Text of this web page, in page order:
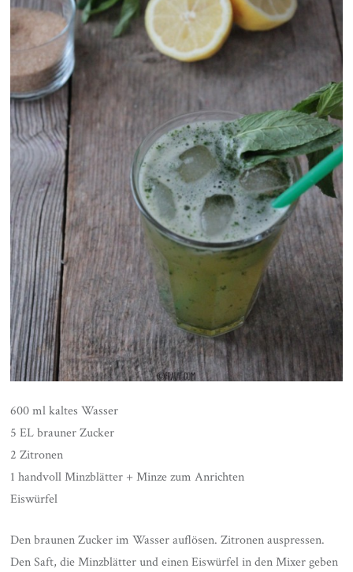
600 ml kaltes Wasser
5 EL brauner Zucker
2 Zitronen
1 handvoll Minzblätter + Minze zum Anrichten
Eiswürfel
Den braunen Zucker im Wasser auflösen. Zitronen auspressen.
Den Saft, die Minzblätter und einen Eiswürfel in den Mixer geben